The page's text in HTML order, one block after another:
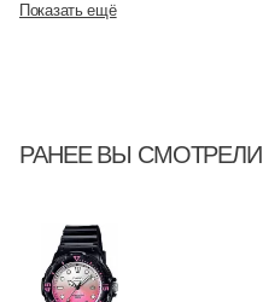
Показать ещё
РАНЕЕ ВЫ СМОТРЕЛИ